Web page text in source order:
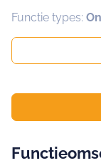
Functie types: